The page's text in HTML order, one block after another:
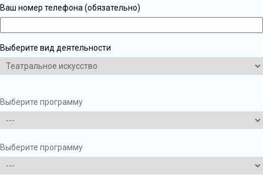
Ваш номер телефона (обязательно)
Выберите вид деятельности
Выберите программу
Выберите программу